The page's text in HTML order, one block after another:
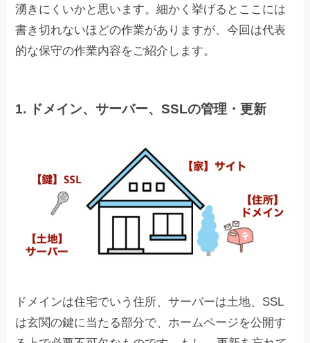
湧きにくいかと思います。細かく挙げるとここには
書き切れないほどの作業がありますが、今回は代表
的な保守の作業内容をご紹介します。
1. ドメイン、サーバー、SSLの管理・更新
ドメインは住宅でいう住所、サーバーは土地、SSL
は玄関の鍵に当たる部分で、ホームページを公開す